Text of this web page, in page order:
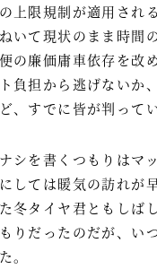
上限規制が適用され
いて現状のまま時間
の廉価庸車依存を改
負担から逃げないか
、すでに皆が判って
シを書くつもりはマ
しては暖気の訪れが
冬タイヤ君ともしば
りだったのだが、い
。